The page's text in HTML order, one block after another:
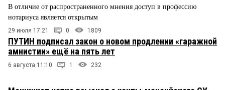
В отличие от распространенного мнения доступ в профессию
нотариуса является открытым
29 июля 17:21 0 1809
ПУТИН подписал закон о новом продлении «гаражной
амнистии» ещё на пять лет
6 августа 11:10 1 232